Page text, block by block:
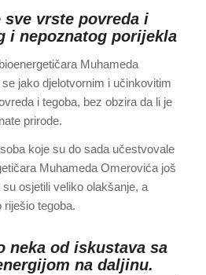
sve vrste povreda i
i nepoznatog porijekla
Muhameda
jako djelotvornim i učinkovitim
i tegoba, bez obzira da li je
prirode.
koje su do sada učestvovale
Muhameda Omerovića još
osjetili veliko olakšanje, a
riješio tegoba.
neka od iskustava sa
na daljinu.